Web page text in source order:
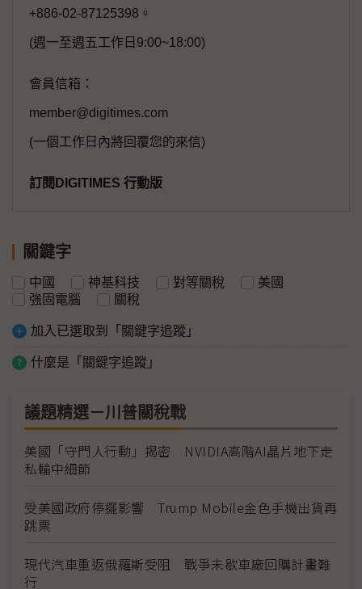
+886-02-87125398。
(週一至週五工作日9:00~18:00)
會員信箱：
member@digitimes.com
(一個工作日內將回覆您的來信)
訂閱DIGITIMES 行動版
關鍵字
中國 神基科技 對等關稅
美國
強固電腦
關稅
加入已選取到「關鍵字追蹤」
什麼是「關鍵字追蹤」
議題精選－川普關稅戰
美國「守門人行動」揭密 NVIDIA高階AI晶片地下走
私輸中細節
受美國政府停擺影響 Trump Mobile金色手機出貨再
跳票
現代汽車重返俄羅斯受阻 戰爭未歇車廠回購計畫難
行